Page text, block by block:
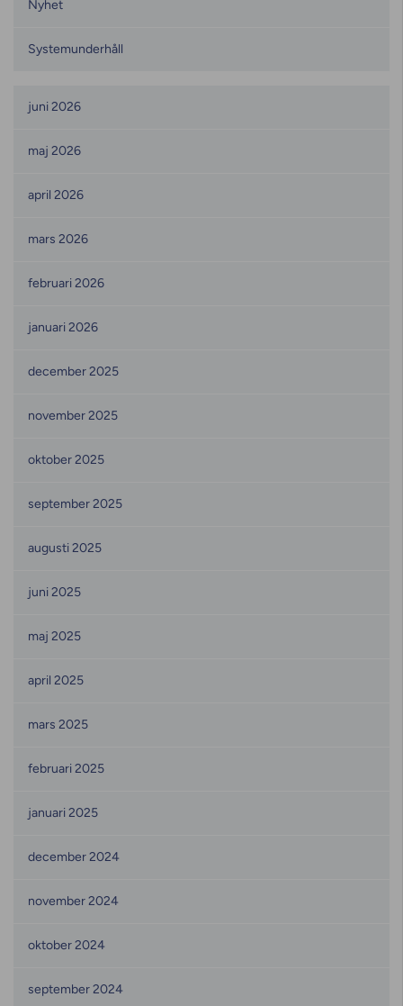
Nyhet
Systemunderhåll
juni 2026
maj 2026
april 2026
mars 2026
februari 2026
januari 2026
december 2025
november 2025
oktober 2025
september 2025
augusti 2025
juni 2025
maj 2025
april 2025
mars 2025
februari 2025
januari 2025
december 2024
november 2024
oktober 2024
september 2024